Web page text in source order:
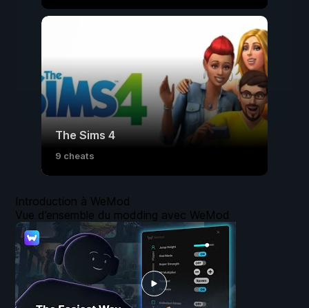
The Sims 4
9 cheats
Introduction à WeMod
Vue d’ensemble du modding avec WeMod